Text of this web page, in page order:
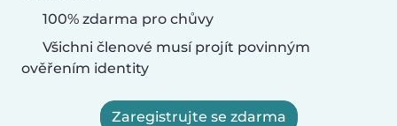
100% zdarma pro chůvy
Všichni členové musí projít povinným
ověřením identity
Zaregistrujte se zdarma